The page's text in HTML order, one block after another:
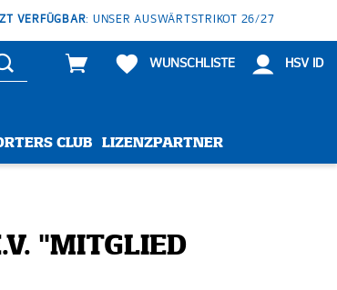
VERFÜGBAR: UNSER AUSWÄRTSTRIKOT 26/27
WUNSCHLISTE HSV ID
CLUB LIZENZPARTNER
"MITGLIED